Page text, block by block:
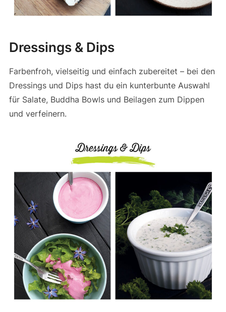
Dressings & Dips
Farbenfroh, vielseitig und einfach zubereitet – bei den
Dressings und Dips hast du ein kunterbunte Auswahl
für Salate, Buddha Bowls und Beilagen zum Dippen
und verfeinern.